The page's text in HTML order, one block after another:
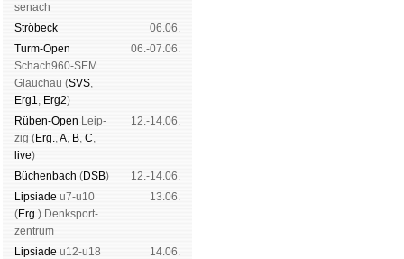
se­nach
Strö­beck
06.06.
Turm-Open
Schach960-SEM
Glau­chau (SVS,
Erg1, Erg2)
06.-07.06.
Rüben-Open Leip­
zig (Erg.,A, B, C,
live)
12.-14.06.
Büchen­bach (DSB)
12.-14.06.
Lipsiade u7-u10
(Erg.) Denk­sport­
zen­trum
13.06.
Lipsiade u12-u18
14.06.